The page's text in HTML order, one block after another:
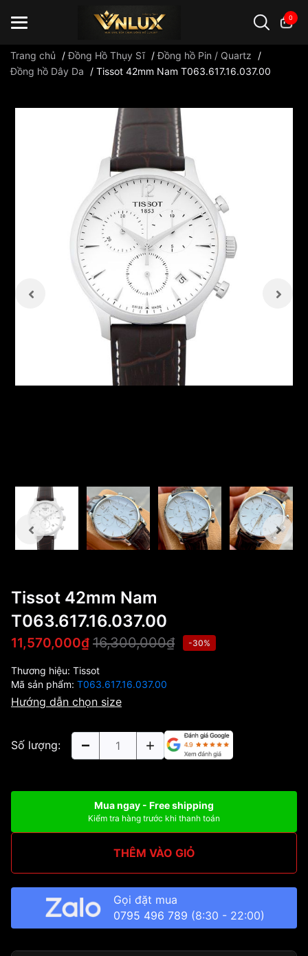
0
Trang chủ /Đồng Hồ Thụy Sĩ /Đồng hồ Pin / Quartz
/
Đồng hồ Dây Da
/ Tissot 42mm Nam T063.617.16.037.00
Tissot 42mm Nam
T063.617.16.037.00
11,570,000₫ 16,300,000₫ -30%
Thương hiệu: Tissot
Mã sản phẩm: T063.617.16.037.00
Hướng dẫn chọn size
Số lượng:
Mua ngay - Free shipping
Kiểm tra hàng trước khi thanh toán
THÊM VÀO GIỎ
Gọi đặt mua
0795 496 789 (8:30 - 22:00)